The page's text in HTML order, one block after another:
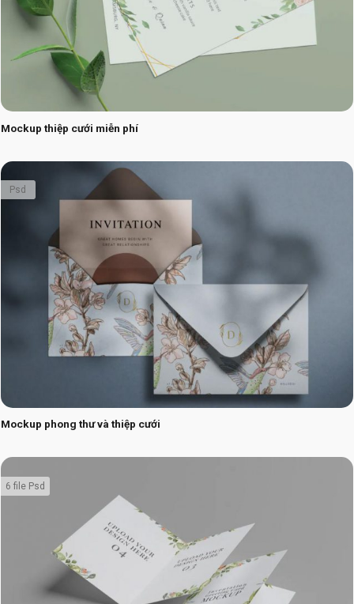
Mockup thiệp cưới miễn phí
Mockup phong thư và thiệp cưới
Psd
6 file Psd